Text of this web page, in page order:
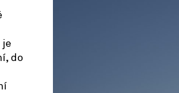
je
do